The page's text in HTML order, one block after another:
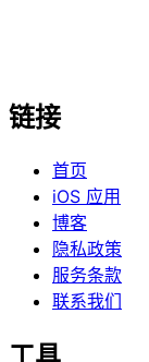
链接
首页
iOS 应用
博客
隐私政策
服务条款
联系我们
工具